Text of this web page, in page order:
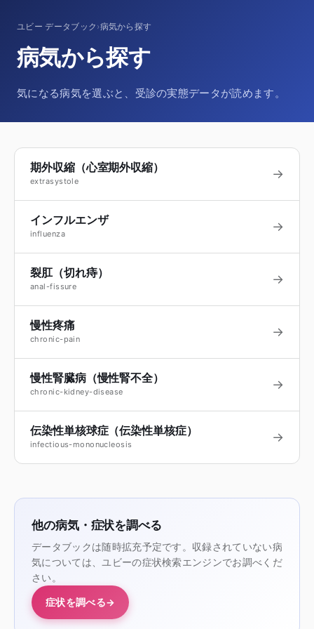
ユビー データブック ›病気から探す
病気から探す
気になる病気を選ぶと、受診の実態データが読めます。
期外収縮（心室期外収縮）
extrasystole →
インフルエンザ
influenza →
裂肛（切れ痔）
anal-fissure →
慢性疼痛
chronic-pain →
慢性腎臓病（慢性腎不全）
chronic-kidney-disease →
伝染性単核球症（伝染性単核症）
infectious-mononucleosis →
他の病気・症状を調べる
データブックは随時拡充予定です。収録されていない病
気については、ユビーの症状検索エンジンでお調べくだ
さい。
症状を調べる→